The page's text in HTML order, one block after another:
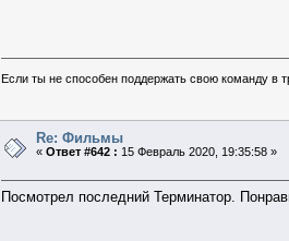
Если ты не способен поддержать свою команду в
Re: Фильмы
«Ответ #642 : 15 Февраль 2020, 19:35:58 »
Посмотрел последний Терминатор.